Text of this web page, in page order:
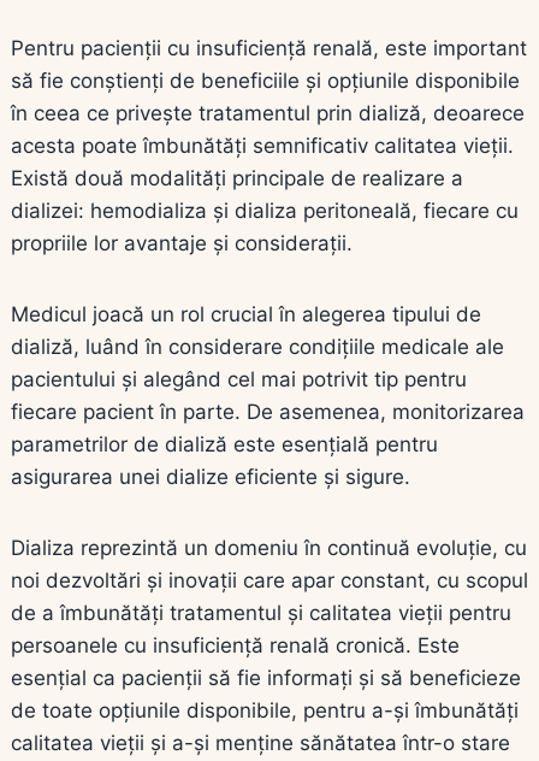
Pentru pacienții cu insuficiență renală, este important
să fie conștienți de beneficiile și opțiunile disponibile
în ceea ce privește tratamentul prin dializă, deoarece
acesta poate îmbunătăți semnificativ calitatea vieții.
Există două modalități principale de realizare a
dializei: hemodializa și dializa peritoneală, fiecare cu
propriile lor avantaje și considerații.
Medicul joacă un rol crucial în alegerea tipului de
dializă, luând în considerare condițiile medicale ale
pacientului și alegând cel mai potrivit tip pentru
fiecare pacient în parte. De asemenea, monitorizarea
parametrilor de dializă este esențială pentru
asigurarea unei dialize eficiente și sigure.
Dializa reprezintă un domeniu în continuă evoluție, cu
noi dezvoltări și inovații care apar constant, cu scopul
de a îmbunătăți tratamentul și calitatea vieții pentru
persoanele cu insuficiență renală cronică. Este
esențial ca pacienții să fie informați și să beneficieze
de toate opțiunile disponibile, pentru a-și îmbunătăți
calitatea vieții și a-și menține sănătatea într-o stare